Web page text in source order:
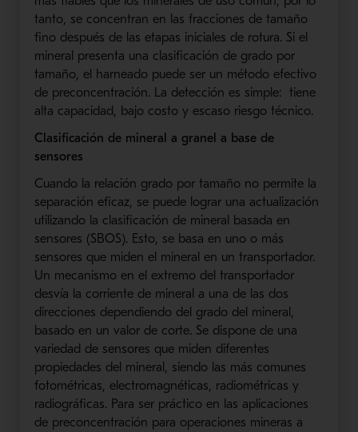
tanto, se concentran en las fracciones de tamaño
fino después de las etapas iniciales de rotura. Si el
mineral presenta una clasificación de grado por
tamaño, el harneado puede ser un método efectivo
de preconcentración. La detección es simple: tiene
alta capacidad, bajo costo y escaso riesgo técnico.
Clasificación de mineral a granel a base de
sensores
Cuando la relación grado por tamaño no permite la
separación eficaz, se puede lograr una actualización
utilizando la clasificación de mineral basada en
sensores (SBOS). Esto, se basa en uno o más
sensores que miden el mineral en un transportador.
Un mecanismo en el extremo del transportador
desvía la corriente de mineral a una de las dos
direcciones dependiendo del grado del mineral,
basado en un valor de corte. Se dispone de una
variedad de sensores que miden diferentes
propiedades del mineral, siendo las más comunes
fotométricas, electromagnéticas, radiométricas y
radiográficas. Para ser práctico en las aplicaciones
de preconcentración para operaciones mineras a